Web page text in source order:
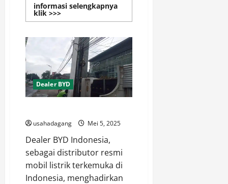
informasi selengkapnya
klik >>>Read
more
BYD
Resmi
Terdekat
di
Sunter
Jakarta
Utara
Dealer BYD
usahadagang Mei 5, 2025
Dealer BYD Indonesia,
sebagai distributor resmi
mobil listrik terkemuka di
Indonesia, menghadirkan